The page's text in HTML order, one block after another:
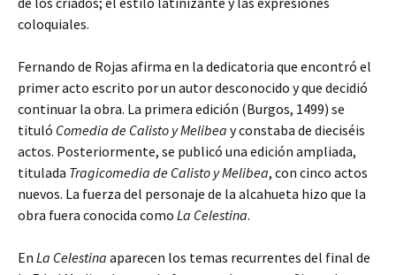
coloquiales.
Fernando de Rojas afirma en la dedicatoria que encontró el
primer acto escrito por un autor desconocido y que decidió
continuar la obra. La primera edición (Burgos, 1499) se
tituló Comedia de Calisto y Melibea y constaba de dieciséis
actos. Posteriormente, se publicó una edición ampliada,
titulada Tragicomedia de Calisto y Melibea, con cinco actos
nuevos. La fuerza del personaje de la alcahueta hizo que la
obra fuera conocida como La Celestina.
En La Celestina aparecen los temas recurrentes del final de